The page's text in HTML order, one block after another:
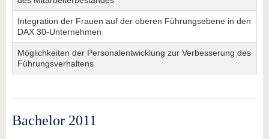
Integration der Frauen auf der oberen Führungsebene in den
DAX 30-Unternehmen
Möglichkeiten der Personalentwicklung zur Verbesserung des
Führungsverhaltens
Bachelor 2011